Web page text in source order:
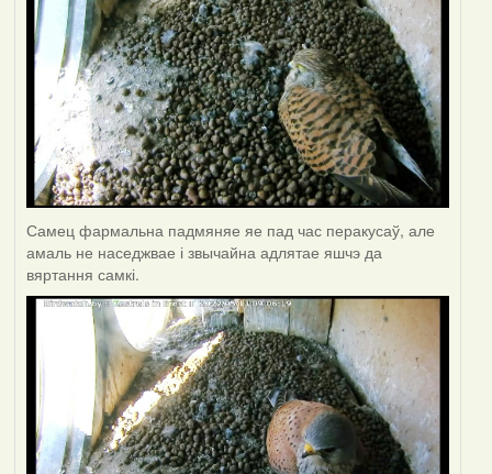
Самец фармальна падмяняе яе пад час перакусаў, але
амаль не наседжвае і звычайна адлятае яшчэ да
вяртання самкі.